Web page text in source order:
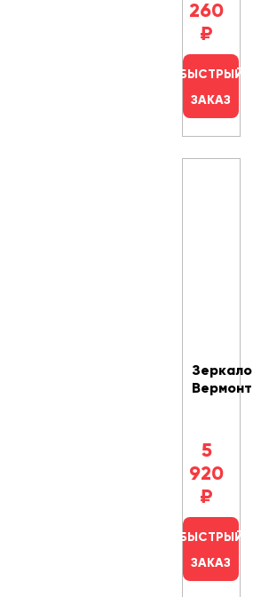
260
₽
БЫСТРЫЙ
ЗАКАЗ
Зеркало
Вермонт
5
920
₽
БЫСТРЫЙ
ЗАКАЗ